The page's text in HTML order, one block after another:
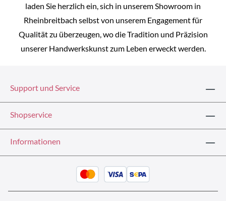
laden Sie herzlich ein, sich in unserem Showroom in
Rheinbreitbach selbst von unserem Engagement für
Qualität zu überzeugen, wo die Tradition und Präzision
unserer Handwerkskunst zum Leben erweckt werden.
Support und Service
Shopservice
Informationen